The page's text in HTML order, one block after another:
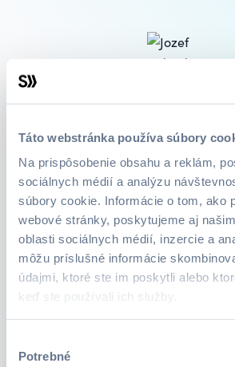
Táto webstránka používa súbory
Na prispôsobenie obsahu a reklám,
sociálnych médií a analýzu
súbory cookie. Informácie o tom, ako
webové stránky, poskytujeme aj
oblasti sociálnych médií, inzercie a
môžu príslušné informácie
údajmi, ktoré ste im poskytli alebo
keď ste používali ich služby.
súhlasu
Potrebné
Jozef Pribocký
Kurzy1 O mne
Lektor zatiaľ nepridali žiadne